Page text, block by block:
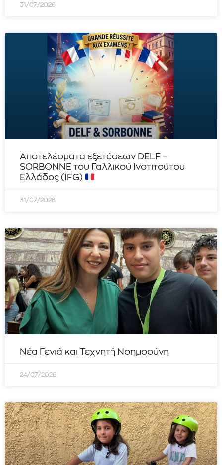
31/07/2026
Αποτελέσματα εξετάσεων DELF –
SORBONNE του Γαλλικού Ινστιτούτου
Ελλάδος (IFG)
31/07/2026
Νέα Γενιά και Τεχνητή Νοημοσύνη
24/07/2026